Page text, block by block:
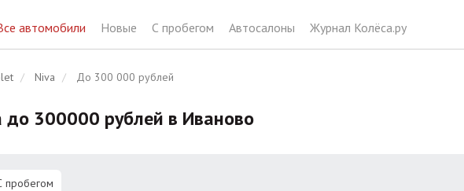
автомобили Новые С пробегом Автосалоны Журнал Колёса.ру
Niva До 300 000 рублей
до 300000 рублей в Иваново
пробегом